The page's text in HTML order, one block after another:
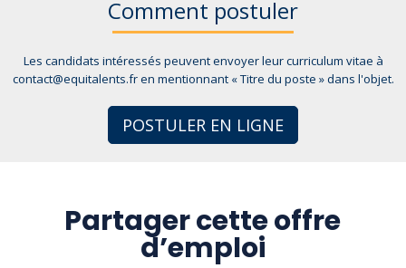
Comment postuler
Les candidats intéressés peuvent envoyer leur curriculum vitae à
contact@equitalents.fr en mentionnant « Titre du poste » dans l'objet.
POSTULER EN LIGNE
Partager cette offre
d’emploi